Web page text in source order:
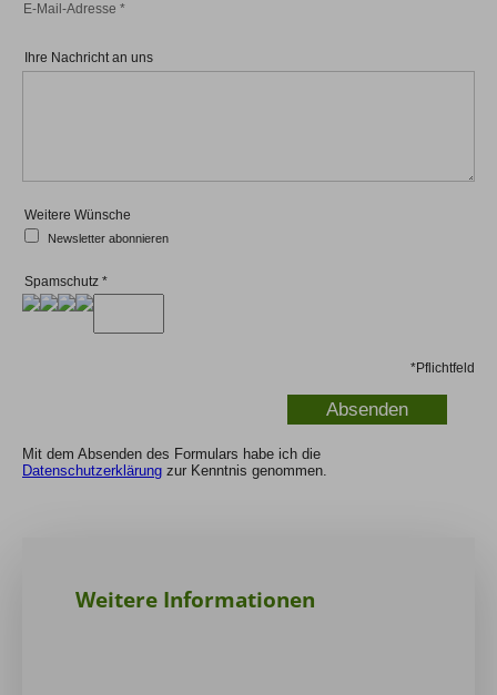
E-Mail-Adresse *
Ihre Nachricht an uns
Weitere Wünsche
Newsletter abonnieren
Spamschutz *
*Pflichtfeld
Mit dem Absenden des Formulars habe ich die
Datenschutzerklärung zur Kenntnis genommen.
Weitere Informationen